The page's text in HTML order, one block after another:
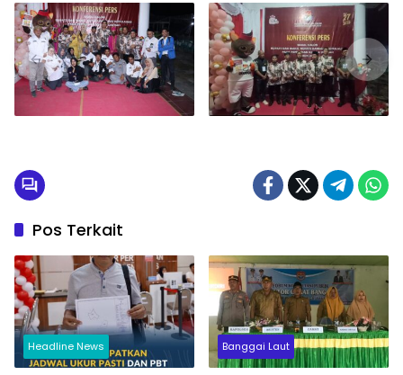
Pos Terkait
Headline News Banggai Laut